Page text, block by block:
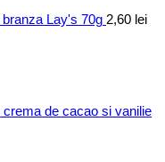
Lay's 70g 2,60 lei
de cacao si vanilie